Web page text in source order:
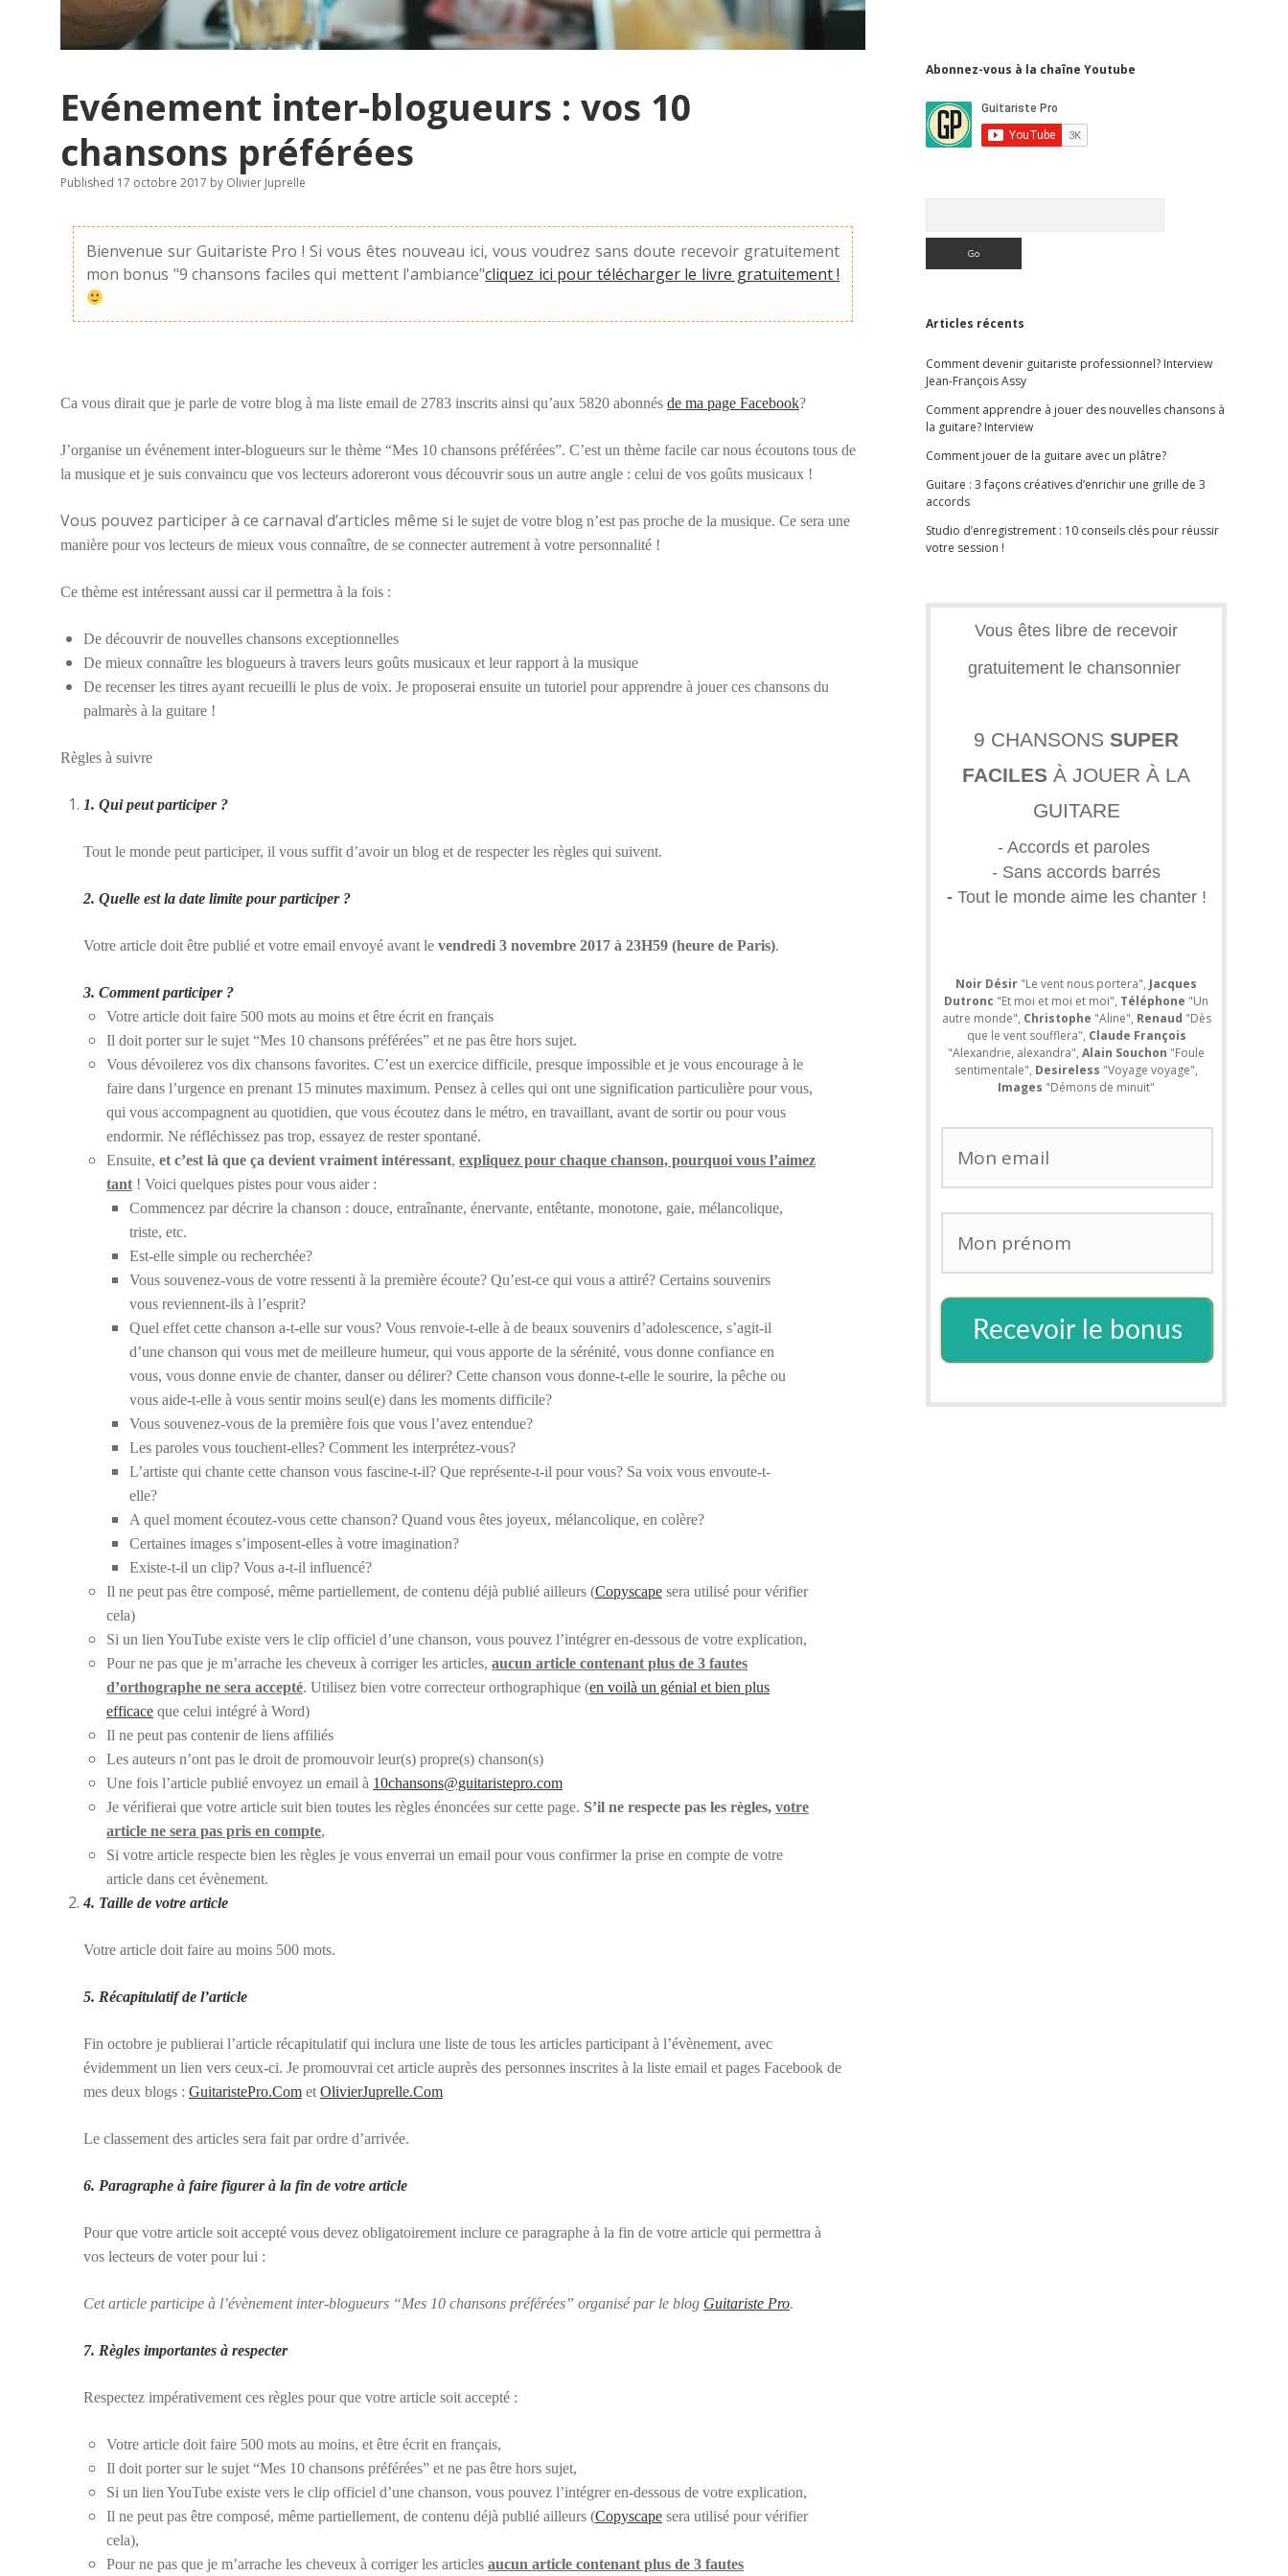
o
Evénement inter-blogueurs : vos 10
chansons préférées
Published 17 octobre 2017 by Olivier Juprelle
Bienvenue sur Guitariste Pro ! Si vous êtes nouveau ici, vous voudrez sans doute recevoir gratuitement
mon bonus "9 chansons faciles qui mettent l'ambiance"cliquez ici pour télécharger le livre gratuitement !
Ca vous dirait que je parle de votre blog à ma liste email de 2783 inscrits ainsi qu’aux 5820 abonnés de ma page Facebook?
J’organise un événement inter-blogueurs sur le thème “Mes 10 chansons préférées”. C’est un thème facile car nous écoutons tous de
la musique et je suis convaincu que vos lecteurs adoreront vous découvrir sous un autre angle : celui de vos goûts musicaux !
Vous pouvez participer à ce carnaval d’articles même si le sujet de votre blog n’est pas proche de la musique. Ce sera une
manière pour vos lecteurs de mieux vous connaître, de se connecter autrement à votre personnalité !
Ce thème est intéressant aussi car il permettra à la fois :
De découvrir de nouvelles chansons exceptionnelles
De mieux connaître les blogueurs à travers leurs goûts musicaux et leur rapport à la musique
De recenser les titres ayant recueilli le plus de voix. Je proposerai ensuite un tutoriel pour apprendre à jouer ces chansons du
palmarès à la guitare !
Règles à suivre
1. Qui peut participer ?
Tout le monde peut participer, il vous suffit d’avoir un blog et de respecter les règles qui suivent.
2. Quelle est la date limite pour participer ?
Votre article doit être publié et votre email envoyé avant le vendredi 3 novembre 2017 à 23H59 (heure de Paris).
3. Comment participer ?
Votre article doit faire 500 mots au moins et être écrit en français
Il doit porter sur le sujet “Mes 10 chansons préférées” et ne pas être hors sujet.
Vous dévoilerez vos dix chansons favorites. C’est un exercice difficile, presque impossible et je vous encourage à le
faire dans l’urgence en prenant 15 minutes maximum. Pensez à celles qui ont une signification particulière pour vous,
qui vous accompagnent au quotidien, que vous écoutez dans le métro, en travaillant, avant de sortir ou pour vous
endormir. Ne réfléchissez pas trop, essayez de rester spontané.
Ensuite, et c’est là que ça devient vraiment intéressant, expliquez pour chaque chanson, pourquoi vous l’aimez
tant ! Voici quelques pistes pour vous aider :
Commencez par décrire la chanson : douce, entraînante, énervante, entêtante, monotone, gaie, mélancolique,
triste, etc.
Est-elle simple ou recherchée?
Vous souvenez-vous de votre ressenti à la première écoute? Qu’est-ce qui vous a attiré? Certains souvenirs
vous reviennent-ils à l’esprit?
Quel effet cette chanson a-t-elle sur vous? Vous renvoie-t-elle à de beaux souvenirs d’adolescence, s’agit-il
d’une chanson qui vous met de meilleure humeur, qui vous apporte de la sérénité, vous donne confiance en
vous, vous donne envie de chanter, danser ou délirer? Cette chanson vous donne-t-elle le sourire, la pêche ou
vous aide-t-elle à vous sentir moins seul(e) dans les moments difficile?
Vous souvenez-vous de la première fois que vous l’avez entendue?
Les paroles vous touchent-elles? Comment les interprétez-vous?
L’artiste qui chante cette chanson vous fascine-t-il? Que représente-t-il pour vous? Sa voix vous envoute-t-
elle?
A quel moment écoutez-vous cette chanson? Quand vous êtes joyeux, mélancolique, en colère?
Certaines images s’imposent-elles à votre imagination?
Existe-t-il un clip? Vous a-t-il influencé?
Il ne peut pas être composé, même partiellement, de contenu déjà publié ailleurs (Copyscape sera utilisé pour vérifier
cela)
Si un lien YouTube existe vers le clip officiel d’une chanson, vous pouvez l’intégrer en-dessous de votre explication,
Pour ne pas que je m’arrache les cheveux à corriger les articles, aucun article contenant plus de 3 fautes
d’orthographe ne sera accepté. Utilisez bien votre correcteur orthographique (en voilà un génial et bien plus
efficace que celui intégré à Word)
Il ne peut pas contenir de liens affiliés
Les auteurs n’ont pas le droit de promouvoir leur(s) propre(s) chanson(s)
Une fois l’article publié envoyez un email à 10chansons@guitaristepro.com
Je vérifierai que votre article suit bien toutes les règles énoncées sur cette page. S’il ne respecte pas les règles, votre
article ne sera pas pris en compte,
Si votre article respecte bien les règles je vous enverrai un email pour vous confirmer la prise en compte de votre
article dans cet évènement.
4. Taille de votre article
Votre article doit faire au moins 500 mots.
5. Récapitulatif de l’article
Fin octobre je publierai l’article récapitulatif qui inclura une liste de tous les articles participant à l’évènement, avec
évidemment un lien vers ceux-ci. Je promouvrai cet article auprès des personnes inscrites à la liste email et pages Facebook de
mes deux blogs : GuitaristePro.Com et OlivierJuprelle.Com
Le classement des articles sera fait par ordre d’arrivée.
6. Paragraphe à faire figurer à la fin de votre article
Pour que votre article soit accepté vous devez obligatoirement inclure ce paragraphe à la fin de votre article qui permettra à
vos lecteurs de voter pour lui :
Cet article participe à l’évènement inter-blogueurs “Mes 10 chansons préférées” organisé par le blog Guitariste Pro.
7. Règles importantes à respecter
Respectez impérativement ces règles pour que votre article soit accepté :
Votre article doit faire 500 mots au moins, et être écrit en français,
Il doit porter sur le sujet “Mes 10 chansons préférées” et ne pas être hors sujet,
Si un lien YouTube existe vers le clip officiel d’une chanson, vous pouvez l’intégrer en-dessous de votre explication,
Il ne peut pas être composé, même partiellement, de contenu déjà publié ailleurs (Copyscape sera utilisé pour vérifier
cela),
Pour ne pas que je m’arrache les cheveux à corriger les articles aucun article contenant plus de 3 fautes
Abonnez-vous à la chaîne Youtube
c
h
r
Articles récents
Comment devenir guitariste professionnel? Interview
Jean-François Assy
Comment apprendre à jouer des nouvelles chansons à
la guitare? Interview
Comment jouer de la guitare avec un plâtre?
Guitare : 3 façons créatives d’enrichir une grille de 3
accords
Studio d’enregistrement : 10 conseils clés pour réussir
votre session !
Vous êtes libre de recevoir
gratuitement le chansonnier
9 CHANSONSSUPER
FACILES À JOUER À LA
GUITARE
- Accords et paroles
- Sans accords barrés
- Tout le monde aime les chanter !
Noir Désir "Le vent nous portera", Jacques
Dutronc "Et moi et moi et moi", Téléphone "Un
autre monde", Christophe "Aline", Renaud "Dès
que le vent soufflera", Claude François
"Alexandrie, alexandra",Alain Souchon "Foule
sentimentale", Desireless "Voyage voyage",
Images "Démons de minuit"
Recevoir le bonus